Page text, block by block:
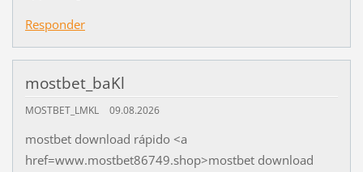
Responder
mostbet_baKl
MOSTBET_LMKL 09.08.2026
mostbet download rápido <a
href=www.mostbet86749.shop>mostbet download